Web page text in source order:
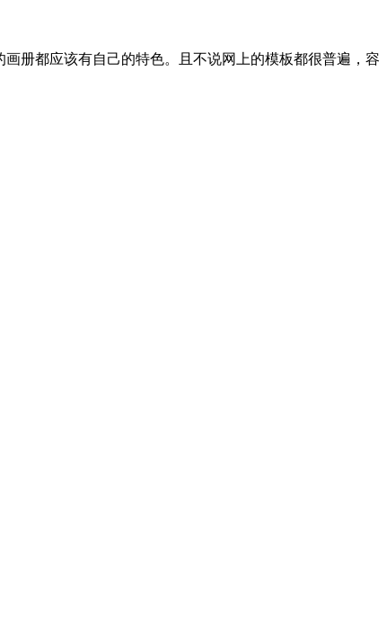
册都应该有自己的特色。且不说网上的模板都很普遍，容